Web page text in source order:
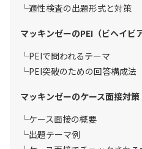
適性検査の出題形式と対策
マッキンゼーのPEI（ビヘイビ
PEIで問われるテーマ
PEI突破のための回答構成法
マッキンゼーのケース面接対策
ケース面接の概要
出題テーマ例